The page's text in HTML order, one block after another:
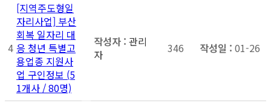
4
[지역주도형일
자리사업] 부산
회복 일자리 대
응 청년 특별고
용업종 지원사
업 구인정보 (5
1개사 / 80명)
관리
자
346 01-26